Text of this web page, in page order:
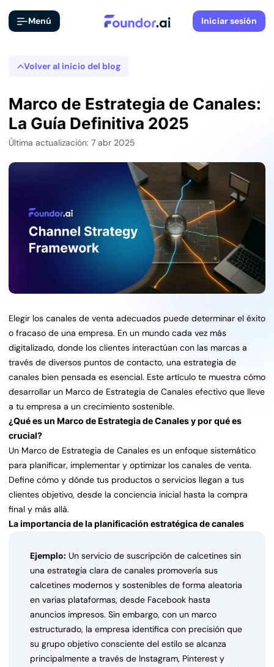
Menú Iniciar sesión
Volver al inicio del blog
Marco de Estrategia de Canales:
La Guía Definitiva 2025
Última actualización: 7 abr 2025
Elegir los canales de venta adecuados puede determinar el éxito
o fracaso de una empresa. En un mundo cada vez más
digitalizado, donde los clientes interactúan con las marcas a
través de diversos puntos de contacto, una estrategia de
canales bien pensada es esencial. Este artículo te muestra cómo
desarrollar un Marco de Estrategia de Canales efectivo que lleve
a tu empresa a un crecimiento sostenible.
¿Qué es un Marco de Estrategia de Canales y por qué es
crucial?
Un Marco de Estrategia de Canales es un enfoque sistemático
para planificar, implementar y optimizar los canales de venta.
Define cómo y dónde tus productos o servicios llegan a tus
clientes objetivo, desde la conciencia inicial hasta la compra
final y más allá.
La importancia de la planificación estratégica de canales
Ejemplo: Un servicio de suscripción de calcetines sin
una estrategia clara de canales promovería sus
calcetines modernos y sostenibles de forma aleatoria
en varias plataformas, desde Facebook hasta
anuncios impresos. Sin embargo, con un marco
estructurado, la empresa identifica con precisión que
su grupo objetivo consciente del estilo se alcanza
principalmente a través de Instagram, Pinterest y